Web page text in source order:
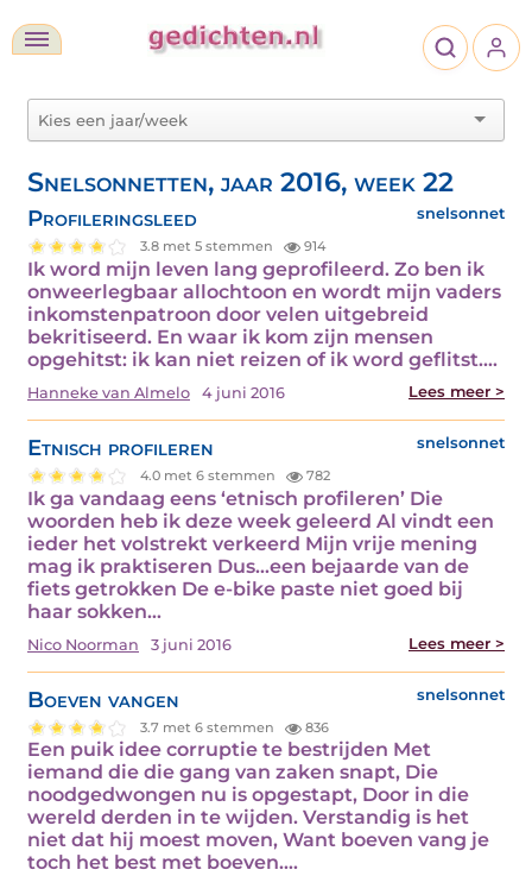
Snelsonnetten, jaar 2016, week 22
Profileringsleed snelsonnet
3.8 met 5 stemmen 914
Ik word mijn leven lang geprofileerd. Zo ben ik
onweerlegbaar allochtoon en wordt mijn vaders
inkomstenpatroon door velen uitgebreid
bekritiseerd. En waar ik kom zijn mensen
opgehitst: ik kan niet reizen of ik word geflitst.…
Hanneke van Almelo 4 juni 2016 Lees meer >
Etnisch profileren snelsonnet
4.0 met 6 stemmen 782
Ik ga vandaag eens ‘etnisch profileren’ Die
woorden heb ik deze week geleerd Al vindt een
ieder het volstrekt verkeerd Mijn vrije mening
mag ik praktiseren Dus...een bejaarde van de
fiets getrokken De e-bike paste niet goed bij
haar sokken…
Nico Noorman 3 juni 2016 Lees meer >
Boeven vangen snelsonnet
3.7 met 6 stemmen 836
Een puik idee corruptie te bestrijden Met
iemand die die gang van zaken snapt, Die
noodgedwongen nu is opgestapt, Door in die
wereld derden in te wijden. Verstandig is het
niet dat hij moest moven, Want boeven vang je
toch het best met boeven.…